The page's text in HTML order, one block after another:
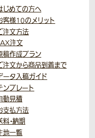
じめての方へ
客様10のメリット
注文方法
注文
稿作成プラン
注文から商品到着まで
ータ入稿ガイド
ンプレート
動見積
支払方法
料・納期
地一覧